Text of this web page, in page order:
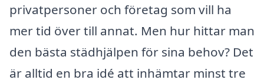
privatpersoner och företag som vill ha
mer tid över till annat. Men hur hittar man
den bästa städhjälpen för sina behov? Det
är alltid en bra idé att inhämtar minst tre